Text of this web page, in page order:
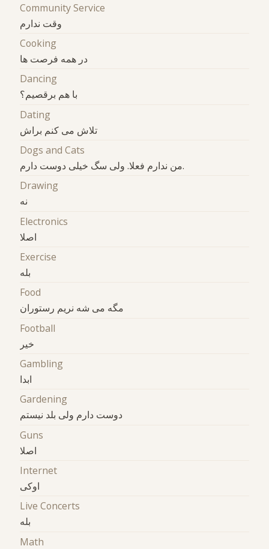
Community Service
وقت ندارم
Cooking
در همه فرصت ها
Dancing
با هم برقصیم؟
Dating
تلاش می کنم براش
Dogs and Cats
من ندارم فعلا. ولی سگ خیلی دوست دارم.
Drawing
نه
Electronics
اصلا
Exercise
بله
Food
مگه می شه نریم رستوران
Football
خیر
Gambling
ابدا
Gardening
دوست دارم ولی بلد نیستم
Guns
اصلا
Internet
اوکی
Live Concerts
بله
Math